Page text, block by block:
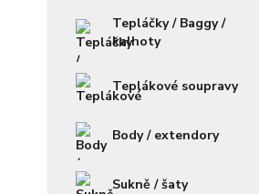
Tepláčky / Baggy /
kalhoty
Teplákové soupravy
Body / extendory
Sukně / šaty